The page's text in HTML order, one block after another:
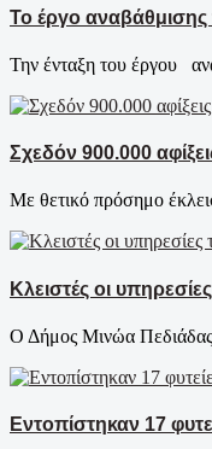
Το έργο αναβάθμισης
Την ένταξη του έργου
Σχεδόν 900.000
Με θετικό πρόσημο
Κλειστές οι
Ο Δήμος Μινώα
Εντοπίστηκαν 17